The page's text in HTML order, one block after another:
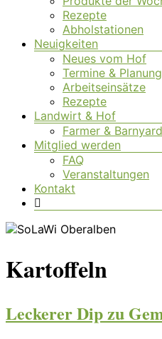
Rezepte
Abholstationen
Neuigkeiten
Neues vom Hof
Termine & Planung
Arbeitseinsätze
Rezepte
Landwirt & Hof
Farmer & Barnyard
Mitglied werden
FAQ
Veranstaltungen
Kontakt
Kartoffeln
Leckerer Dip zu